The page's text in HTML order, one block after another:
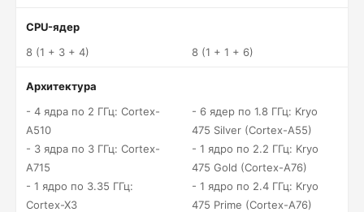
CPU-ядер
8 (1 + 3 + 4)
8 (1 + 1 + 6)
Архитектура
- 4 ядра по 2 ГГц: Cortex-
A510
- 3 ядра по 3 ГГц: Cortex-
A715
- 1 ядро по 3.35 ГГц:
Cortex-X3
- 6 ядер по 1.8 ГГц: Kryo
475 Silver (Cortex-A55)
- 1 ядро по 2.2 ГГц: Kryo
475 Gold (Cortex-A76)
- 1 ядро по 2.4 ГГц: Kryo
475 Prime (Cortex-A76)